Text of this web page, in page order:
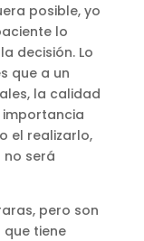
posible, yo
lo
decisión. Lo
que a un
la calidad
importancia
el realizarlo,
no será
pero son
tiene